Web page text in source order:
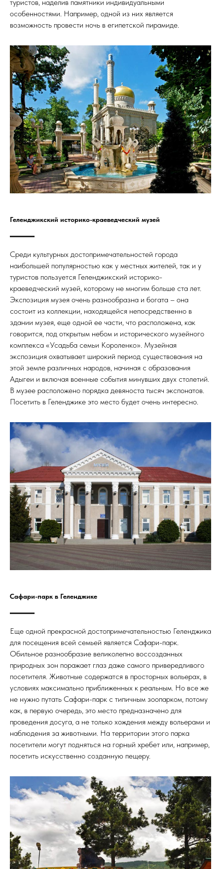
туристов, наделив памятники индивидуальными
особенностями. Например, одной из них является
возможность провести ночь в египетской пирамиде.
Геленджикский историко-краеведческий музей
Среди культурных достопримечательностей города
наибольшей популярностью как у местных жителей, так и у
туристов пользуется Геленджикский историко-
краеведческий музей, которому не многим больше ста лет.
Экспозиция музея очень разнообразна и богата – она
состоит из коллекции, находящейся непосредственно в
здании музея, еще одной ее части, что расположена, как
говорится, под открытым небом и исторического музейного
комплекса «Усадьба семьи Короленко». Музейная
экспозиция охватывает широкий период существования на
этой земле различных народов, начиная с образования
Адыгеи и включая военные события минувших двух столетий.
В музее расположено порядка девяноста тысяч экспонатов.
Посетить в Геленджике это место будет очень интересно.
Сафари-парк в Геленджике
Еще одной прекрасной достопримечательностью Геленджика
для посещения всей семьей является Сафари-парк.
Обильное разнообразие великолепно воссозданных
природных зон поражает глаз даже самого привередливого
посетителя. Животные содержатся в просторных вольерах, в
условиях максимально приближенных к реальным. Но все же
не нужно путать Сафари-парк с типичным зоопарком, потому
как, в первую очередь, это место предназначено для
проведения досуга, а не только хождения между вольерами и
наблюдения за животными. На территории этого парка
посетители могут подняться на горный хребет или, например,
посетить искусственно созданную пещеру.